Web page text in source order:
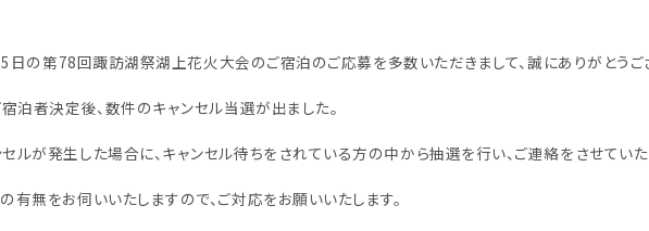
の第78回諏訪湖祭湖上花火大会のご宿泊のご応募を多数いただきまして、誠にありがとうご
泊者決定後、数件のキャンセル当選が出ました。
ルが発生した場合に、キャンセル待ちをされている方の中から抽選を行い、ご連絡をさせていた
有無をお伺いいたしますので、ご対応をお願いいたします。